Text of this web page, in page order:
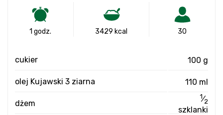
1 godz. 3429 kcal 30
cukier 100 g
olej Kujawski 3 ziarna 110 ml
dżem
1⁄2
szklanki